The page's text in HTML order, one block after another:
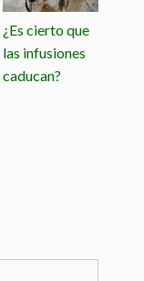
¿Es cierto que
las infusiones
caducan?